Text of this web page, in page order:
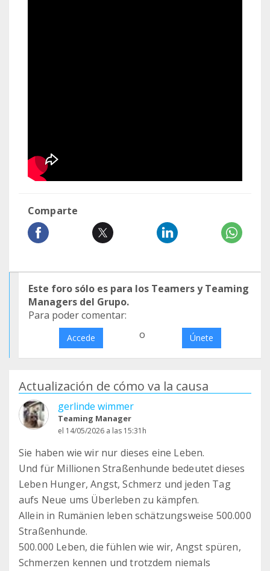
Comparte
Este foro sólo es para los Teamers y Teaming
Managers del Grupo.
Para poder comentar:
Accede o Únete
Actualización de cómo va la causa
gerlinde wimmer
Teaming Manager
el 14/05/2026 a las 15:31h
Sie haben wie wir nur dieses eine Leben.
Und für Millionen Straßenhunde bedeutet dieses
Leben Hunger, Angst, Schmerz und jeden Tag
aufs Neue ums Überleben zu kämpfen.
Allein in Rumänien leben schätzungsweise 500.000
Straßenhunde.
500.000 Leben, die fühlen wie wir, Angst spüren,
Schmerzen kennen und trotzdem niemals